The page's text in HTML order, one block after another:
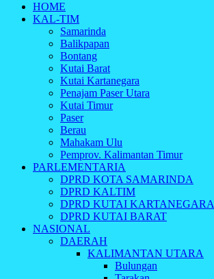
HOME
KAL-TIM
Samarinda
Balikpapan
Bontang
Kutai Barat
Kutai Kartanegara
Penajam Paser Utara
Kutai Timur
Paser
Berau
Mahakam Ulu
Pemprov. Kalimantan Timur
PARLEMENTARIA
DPRD KOTA SAMARINDA
DPRD KALTIM
DPRD KUTAI KARTANEGARA
DPRD KUTAI BARAT
NASIONAL
DAERAH
KALIMANTAN UTARA
Bulungan